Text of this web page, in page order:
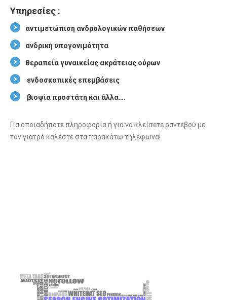
Υπηρεσίες :
αντιμετώπιση ανδρολογικών παθήσεων
ανδρική υπογονιμότητα
θεραπεία γυναικείας ακράτειας ούρων
ενδοσκοπικές επεμβάσεις
βιοψία προστάτη και άλλα….
Για οποιαδήποτε πληροφορία ή για να κλείσετε ραντεβού με
τον γιατρό καλέστε στα παρακάτω τηλέφωνα!